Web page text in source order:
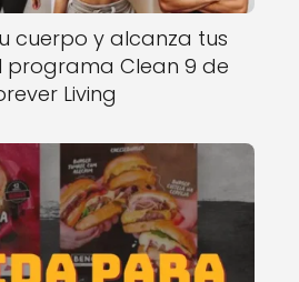
cuerpo y alcanza tus
programa Clean 9 de
Living